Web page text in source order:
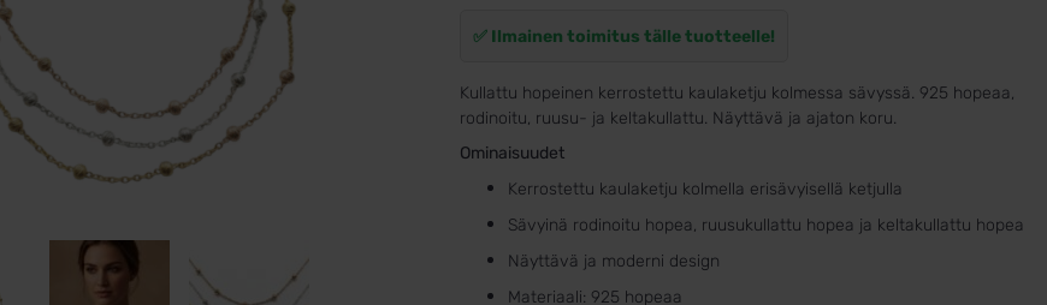
179,00 €.99,00 €.
✅ Ilmainen toimitus tälle tuotteelle!
Kullattu hopeinen kerrostettu kaulaketju kolmessa sävyssä. 925 hopeaa,
rodinoitu, ruusu- ja keltakullattu. Näyttävä ja ajaton koru.
Ominaisuudet
Kerrostettu kaulaketju kolmella erisävyisellä ketjulla
Sävyinä rodinoitu hopea, ruusukullattu hopea ja keltakullattu hopea
Näyttävä ja moderni design
Materiaali: 925 hopeaa